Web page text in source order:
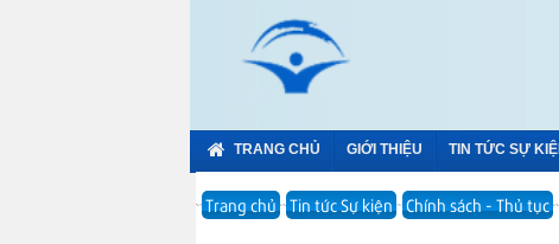
TRANG CHỦ GIỚI THIỆU TIN TỨC SỰ
Trang chủ Tin tức Sự kiện Chính sách - Thủ tục